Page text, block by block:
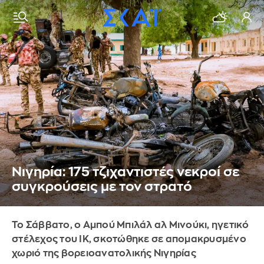
Νιγηρία: 175 τζιχαντιστές νεκροί σε
συγκρούσεις με τον στρατό
Το Σάββατο, ο Αμπού Μπιλάλ αλ Μινούκι, ηγετικό
στέλεχος του ΙΚ, σκοτώθηκε σε απομακρυσμένο
χωριό της βορειοανατολικής Νιγηρίας